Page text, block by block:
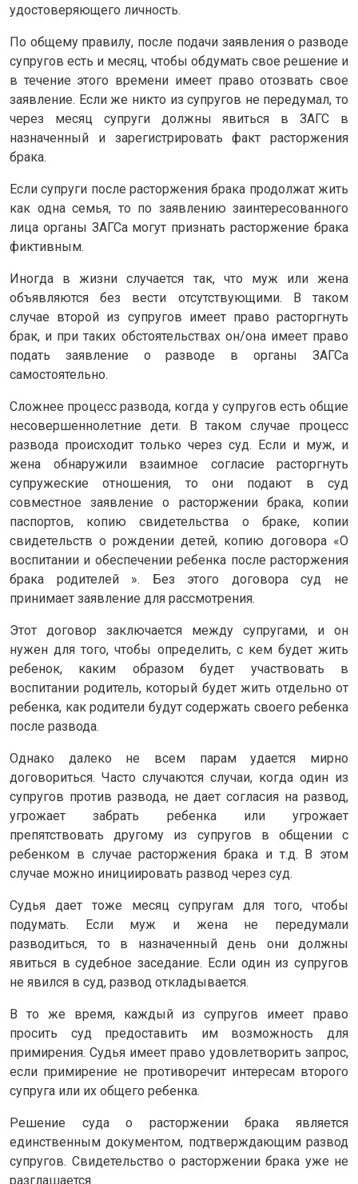
удостоверяющего личность.
По общему правилу, после подачи заявления о разводе
супругов есть и месяц, чтобы обдумать свое решение и
в течение этого времени имеет право отозвать свое
заявление. Если же никто из супругов не передумал, то
через месяц супруги должны явиться в ЗАГС в
назначенный и зарегистрировать факт расторжения
брака.
Если супруги после расторжения брака продолжат жить
как одна семья, то по заявлению заинтересованного
лица органы ЗАГСа могут признать расторжение брака
фиктивным.
Иногда в жизни случается так, что муж или жена
объявляются без вести отсутствующими. В таком
случае второй из супругов имеет право расторгнуть
брак, и при таких обстоятельствах он/она имеет право
подать заявление о разводе в органы ЗАГСа
самостоятельно.
Сложнее процесс развода, когда у супругов есть общие
несовершеннолетние дети. В таком случае процесс
развода происходит только через суд. Если и муж, и
жена обнаружили взаимное согласие расторгнуть
супружеские отношения, то они подают в суд
совместное заявление о расторжении брака, копии
паспортов, копию свидетельства о браке, копии
свидетельств о рождении детей, копию договора «О
воспитании и обеспечении ребенка после расторжения
брака родителей ». Без этого договора суд не
принимает заявление для рассмотрения.
Этот договор заключается между супругами, и он
нужен для того, чтобы определить, с кем будет жить
ребенок, каким образом будет участвовать в
воспитании родитель, который будет жить отдельно от
ребенка, как родители будут содержать своего ребенка
после развода.
Однако далеко не всем парам удается мирно
договориться. Часто случаются случаи, когда один из
супругов против развода, не дает согласия на развод,
угрожает забрать ребенка или угрожает
препятствовать другому из супругов в общении с
ребенком в случае расторжения брака и т.д. В этом
случае можно инициировать развод через суд.
Судья дает тоже месяц супругам для того, чтобы
подумать. Если муж и жена не передумали
разводиться, то в назначенный день они должны
явиться в судебное заседание. Если один из супругов
не явился в суд, развод откладывается.
В то же время, каждый из супругов имеет право
просить суд предоставить им возможность для
примирения. Судья имеет право удовлетворить запрос,
если примирение не противоречит интересам второго
супруга или их общего ребенка.
Решение суда о расторжении брака является
единственным документом, подтверждающим развод
супругов. Свидетельство о расторжении брака уже не
разглашается.